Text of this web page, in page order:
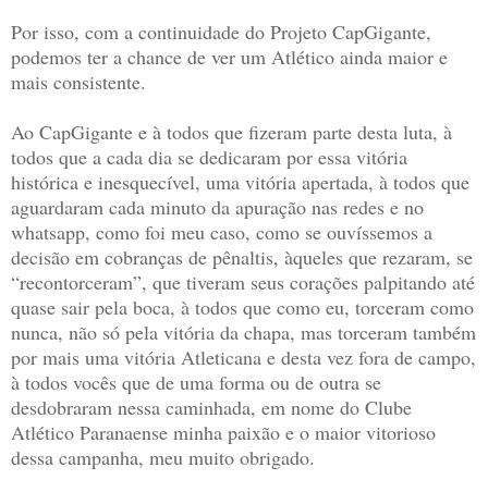
Por isso, com a continuidade do Projeto CapGigante,
podemos ter a chance de ver um Atlético ainda maior e
mais consistente.
Ao CapGigante e à todos que fizeram parte desta luta, à
todos que a cada dia se dedicaram por essa vitória
histórica e inesquecível, uma vitória apertada, à todos que
aguardaram cada minuto da apuração nas redes e no
whatsapp, como foi meu caso, como se ouvíssemos a
decisão em cobranças de pênaltis, àqueles que rezaram, se
“recontorceram”, que tiveram seus corações palpitando até
quase sair pela boca, à todos que como eu, torceram como
nunca, não só pela vitória da chapa, mas torceram também
por mais uma vitória Atleticana e desta vez fora de campo,
à todos vocês que de uma forma ou de outra se
desdobraram nessa caminhada, em nome do Clube
Atlético Paranaense minha paixão e o maior vitorioso
dessa campanha, meu muito obrigado.